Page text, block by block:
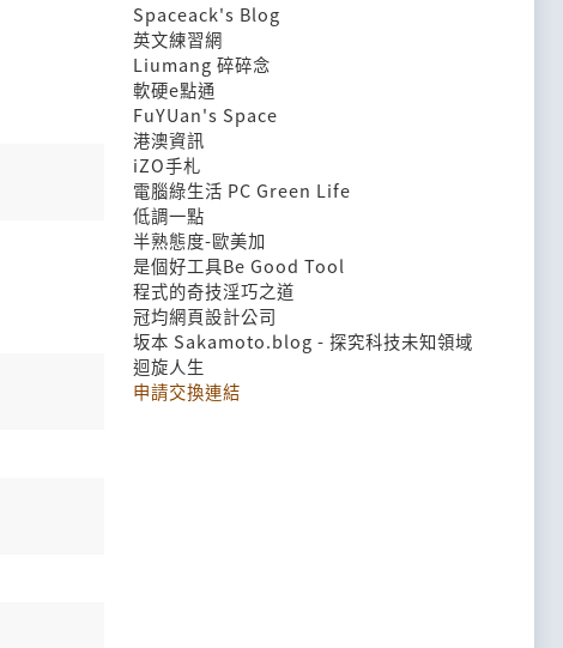
Spaceack's Blog
英文練習網
Liumang 碎碎念
軟硬e點通
FuYUan's Space
港澳資訊
iZO手札
電腦綠生活 PC Green Life
低調一點
半熟態度-歐美加
是個好工具Be Good Tool
程式的奇技淫巧之道
冠均網頁設計公司
坂本 Sakamoto.blog - 探究科技未知領域
迴旋人生
申請交換連結